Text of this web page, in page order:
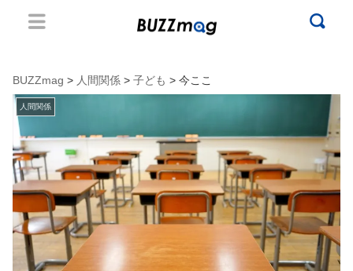
BUZZmag > 人間関係 > 子ども > 今ここ
人間関係